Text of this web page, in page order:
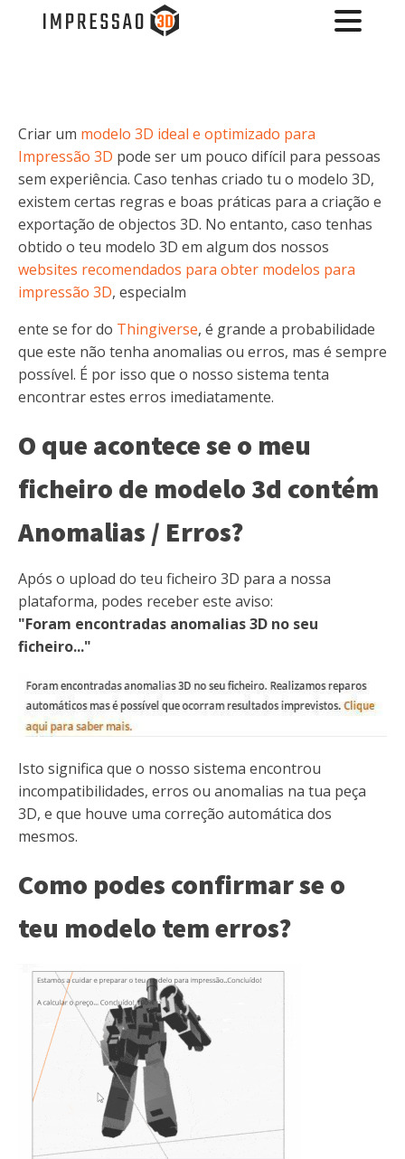
Criar um modelo 3D ideal e optimizado para
Impressão 3D pode ser um pouco difícil para pessoas
sem experiência. Caso tenhas criado tu o modelo 3D,
existem certas regras e boas práticas para a criação e
exportação de objectos 3D. No entanto, caso tenhas
obtido o teu modelo 3D em algum dos nossos
websites recomendados para obter modelos para
impressão 3D, especialm
ente se for do Thingiverse, é grande a probabilidade
que este não tenha anomalias ou erros, mas é sempre
possível. É por isso que o nosso sistema tenta
encontrar estes erros imediatamente.
O que acontece se o meu
ficheiro de modelo 3d contém
Anomalias / Erros?
Após o upload do teu ficheiro 3D para a nossa
plataforma, podes receber este aviso:
"Foram encontradas anomalias 3D no seu
ficheiro..."
Isto significa que o nosso sistema encontrou
incompatibilidades, erros ou anomalias na tua peça
3D, e que houve uma correção automática dos
mesmos.
Como podes confirmar se o
teu modelo tem erros?